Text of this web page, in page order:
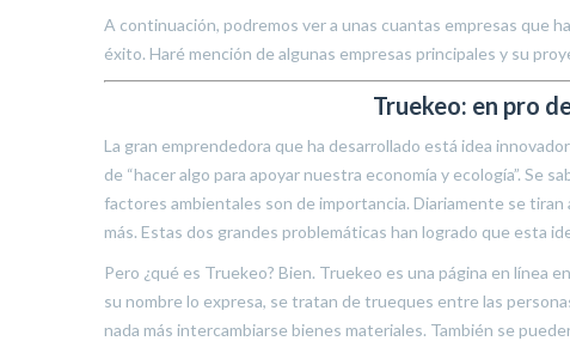
A continuación, podremos ver a unas cuantas empresas que
éxito. Haré mención de algunas empresas principales y su
Truekeo: en pro
La gran emprendedora que ha desarrollado está idea
de “hacer algo para apoyar nuestra economía y ecología”. Se
factores ambientales son de importancia. Diariamente se
más. Estas dos grandes problemáticas han logrado que esta
Pero ¿qué es Truekeo? Bien. Truekeo es una página en
su nombre lo expresa, se tratan de trueques entre las
nada más intercambiarse bienes materiales. También se